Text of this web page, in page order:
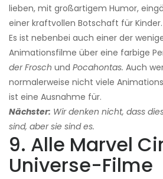
lieben, mit großartigem Humor,
einer kraftvollen Botschaft für Kinder.
Es ist nebenbei auch einer der
Animationsfilme über eine farbige
der Frosch und Pocahontas. Auch
normalerweise nicht viele
ist eine Ausnahme für.
Nächster: Wir denken nicht, dass
sind, aber sie sind es.
9. Alle Marvel
Universe-Filme